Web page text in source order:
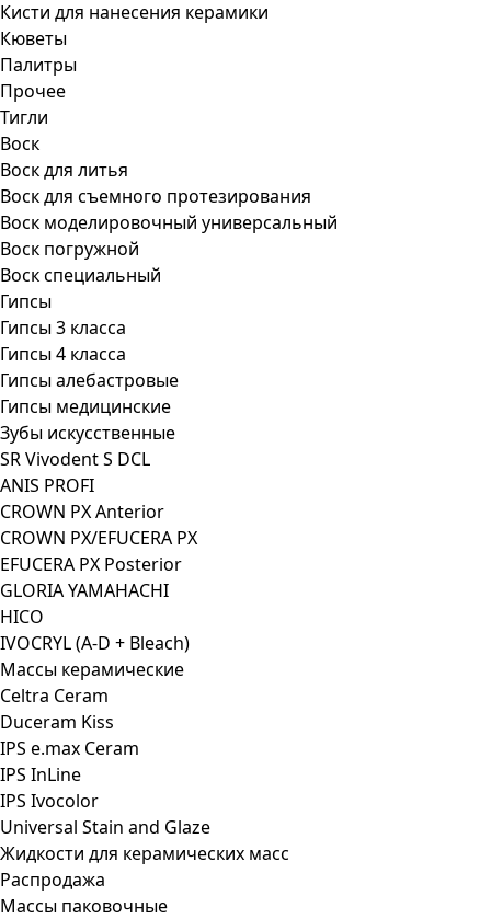
Кисти для нанесения керамики
Кюветы
Палитры
Прочее
Тигли
Воск
Воск для литья
Воск для съемного протезирования
Воск моделировочный универсальный
Воск погружной
Воск специальный
Гипсы
Гипсы 3 класса
Гипсы 4 класса
Гипсы алебастровые
Гипсы медицинские
Зубы искусственные
SR Vivodent S DCL
ANIS PROFI
CROWN PX Anterior
CROWN PX/EFUCERA PX
EFUCERA PX Posterior
GLORIA YAMAHACHI
HICO
IVOCRYL (A-D + Bleach)
Массы керамические
Celtra Ceram
Duceram Kiss
IPS e.max Ceram
IPS InLine
IPS Ivocolor
Universal Stain and Glaze
Жидкости для керамических масс
Распродажа
Массы паковочные